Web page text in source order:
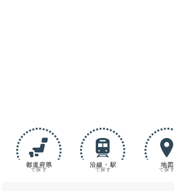
都道府県
で探す
沿線・駅
で探す
地図
で探す